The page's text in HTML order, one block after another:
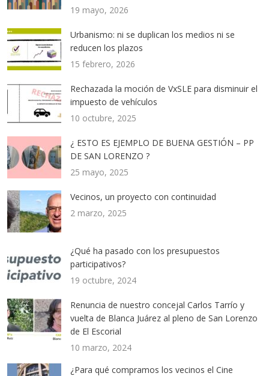
19 mayo, 2026
Urbanismo: ni se duplican los medios ni se
reducen los plazos
15 febrero, 2026
Rechazada la moción de VxSLE para disminuir el
impuesto de vehículos
10 octubre, 2025
¿ ESTO ES EJEMPLO DE BUENA GESTIÓN – PP
DE SAN LORENZO ?
25 mayo, 2025
Vecinos, un proyecto con continuidad
2 marzo, 2025
¿Qué ha pasado con los presupuestos
participativos?
19 octubre, 2024
Renuncia de nuestro concejal Carlos Tarrío y
vuelta de Blanca Juárez al pleno de San Lorenzo
de El Escorial
10 marzo, 2024
¿Para qué compramos los vecinos el Cine